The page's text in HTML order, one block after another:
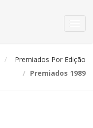
Premiados Por Edição
Premiados 1989